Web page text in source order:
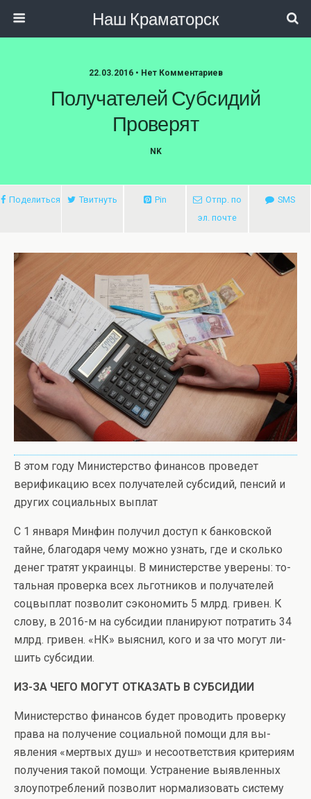
Наш Краматорск
22.03.2016 • Нет Комментариев
Получателей Субсидий
Проверят
NK
Поделиться Твитнуть Pin
Отпр. по
эл. почте
SMS
В этом году Министерство финансов проведет
верификацию всех получателей субсидий, пенсий и
других социальных выплат
С 1 января Минфин получил доступ к банковской
тайне, благодаря чему можно узнать, где и сколько
денег тратят украинцы. В министерстве уверены: то­
тальная проверка всех льготников и получателей
соцвыплат позволит сэкономить 5 млрд. гривен. К
слову, в 2016-м на субсидии планируют потратить 34
млрд. гривен. «НК» выяснил, кого и за что могут ли­
шить субсидии.
ИЗ-ЗА ЧЕГО МОГУТ ОТКАЗАТЬ В СУБСИДИИ
Министерство финансов будет проводить провер­ку
права на получение социальной помощи для вы­
явления «мертвых душ» и несоответствия критериям
получения такой помощи. Устранение выявленных
злоупотреблений позволит нормализовать систему